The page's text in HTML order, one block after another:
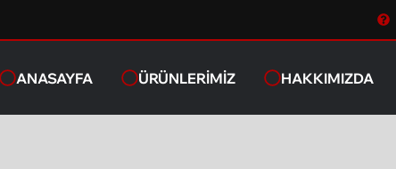
ANASAYFA ÜRÜNLERIMIZ HAKKIMIZDA